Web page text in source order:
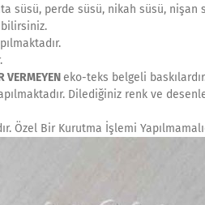
süsü, perde süsü, nikah süsü,
VERMEYEN eko-teks belgeli
Dilediğiniz renk ve
Özel Bir Kurutma İşlemi